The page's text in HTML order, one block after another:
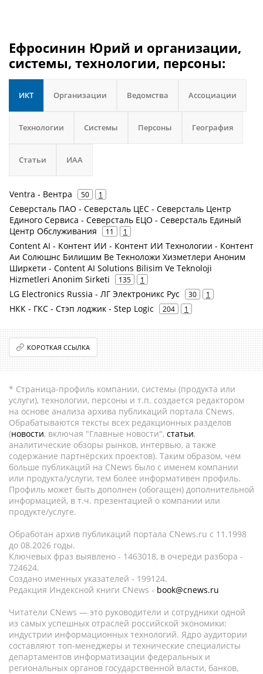
Ефросинин Юрий и организации,
системы, технологии, персоны:
ИКТ Организации Ведомства Ассоциации
Технологии Системы Персоны География
Статьи ИАА
Ventra - Вентра 50 1
Северсталь ПАО - Северсталь ЦЕС - Северсталь Центр
Единого Сервиса - Северсталь ЕЦО - Северсталь Единый
Центр Обслуживания
11 1
Content AI - Контент ИИ - Контент ИИ Технологии - Контент
Аи Солюшнс Билишим Ве Текноложи Хизметлери Аноним
Ширкети - Content AI Solutions Bilisim Ve Teknoloji
Hizmetleri Anonim Sirketi
135 1
LG Electronics Russia - ЛГ Электроникс Рус 30 1
НКК - ГКС - Стэп лоджик - Step Logic 204 1
КОРОТКАЯ ССЫЛКА
* Страница-профиль компании, системы (продукта или
услуги), технологии, персоны и т.п. создается редактором
на основе анализа архива публикаций портала CNews.
Обрабатываются тексты всех редакционных разделов
(новости, включая "Главные новости", статьи,
аналитические обзоры рынков, интервью, а также
содержание партнёрских проектов). Таким образом, чем
больше публикаций на CNews было с именем компании
или продукта/услуги, тем более информативен профиль.
Профиль может быть дополнен (обогащен) дополнительной
информацией, в т.ч. презентацией о компании или
продукте/услуге.
Обработан архив публикаций портала CNews.ru c 11.1998
до 08.2026 годы.
Ключевых фраз выявлено - 1463018, в очереди разбора -
724624.
Создано именных указателей - 199124.
Редакция Индексной книги CNews - book@cnews.ru
Читатели CNews — это руководители и сотрудники одной
из самых успешных отраслей российской экономики:
индустрии информационных технологий. Ядро аудитории
составляют топ-менеджеры и технические специалисты
департаментов информатизации федеральных и
региональных органов государственной власти, банков,